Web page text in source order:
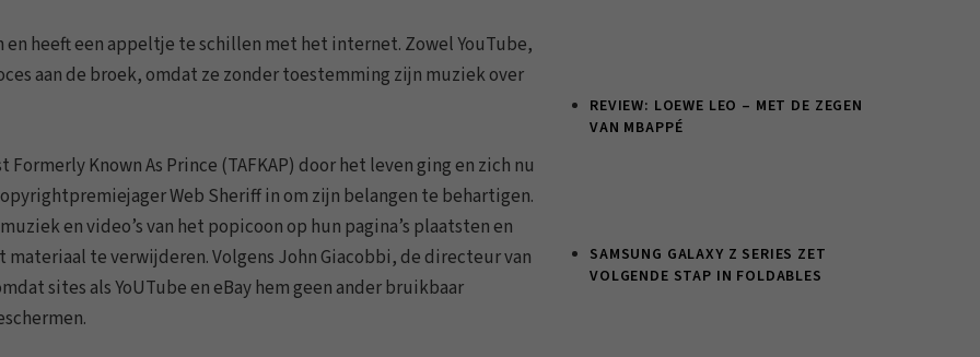
heeft een appeltje te schillen met het internet. Zowel YouTube,
aan de broek, omdat ze zonder toestemming zijn muziek over
Known As Prince (TAFKAP) door het leven ging en zich nu
Web Sheriff in om zijn belangen te behartigen.
en video’s van het popicoon op hun pagina’s plaatsten en
te verwijderen. Volgens John Giacobbi, de directeur van
sites als YoUTube en eBay hem geen ander bruikbaar
REVIEW: LOEWE LEO – MET DE ZEGEN
VAN MBAPPÉ
SAMSUNG GALAXY Z SERIES ZET
VOLGENDE STAP IN FOLDABLES